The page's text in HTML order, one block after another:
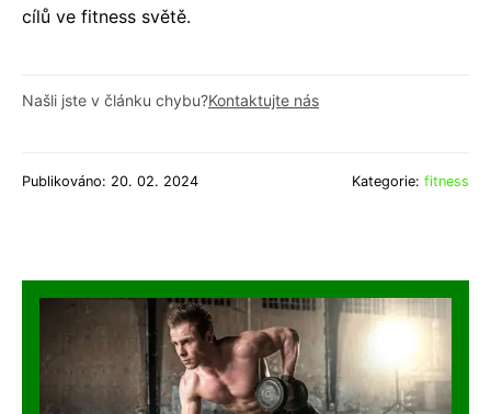
cílů ve fitness světě.
Našli jste v článku chybu?Kontaktujte nás
Publikováno: 20. 02. 2024 Kategorie: fitness